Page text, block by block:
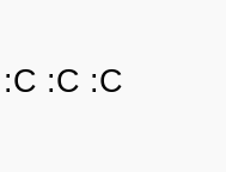
:C :C